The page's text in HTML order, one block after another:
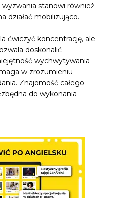
wyzwania stanowi również
działać mobilizująco.
ćwiczyć koncentrację, ale
doskonalić
wychwytywania
w zrozumieniu
Znajomość całego
do wykonania